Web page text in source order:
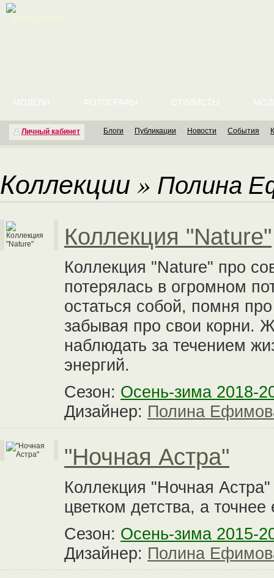
Личный кабинет
МОДЕЛИ ФОТОГРАФЫ СТИЛИСТЫ
Блоги Публикации Новости События
Коллекции » Полина
Коллекция "Nature"
Коллекция "Nature" про
потерялась в огромном
остаться собой, помня
забывая про свои корни.
наблюдать за течением
энергий.
Сезон: Осень-зима 2018-
Дизайнер: Полина
"Ночная Астра"
Коллекция "Ночная
цветком детства, а
Сезон: Осень-зима 2015-
Дизайнер: Полина